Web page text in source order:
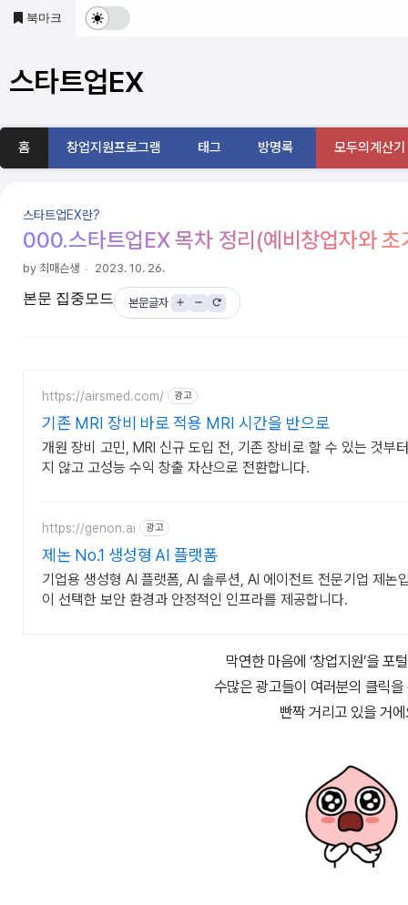
본문 바로가기
북마크 다
및
기
드
전
스타트업EX
홈 창업지원프로그램 태그 방명록 모두의계산기
스타트업EX란?
000.스타트업EX 목차 정리(예비창업자와 초
by 최매슨생 2023. 10. 26.
본문 집중모드 본문글자
https://airsmed.com/ 광고
기존 MRI 장비 바로 적용 MRI 시간을 반으로
개원 장비 고민, MRI 신규 도입 전, 기존 장비로 할 수 있는 것부
지 않고 고성능 수익 창출 자산으로 전환합니다.
https://genon.ai 광고
제논 No.1 생성형 AI 플랫폼
기업용 생성형 AI 플랫폼, AI 솔루션, AI 에이전트 전문기업 제논
이 선택한 보안 환경과 안정적인 인프라를 제공합니다.
막연한 마음에 ‘창업지원’을 포
수많은 광고들이 여러분의 클릭
빤짝 거리고 있을 거